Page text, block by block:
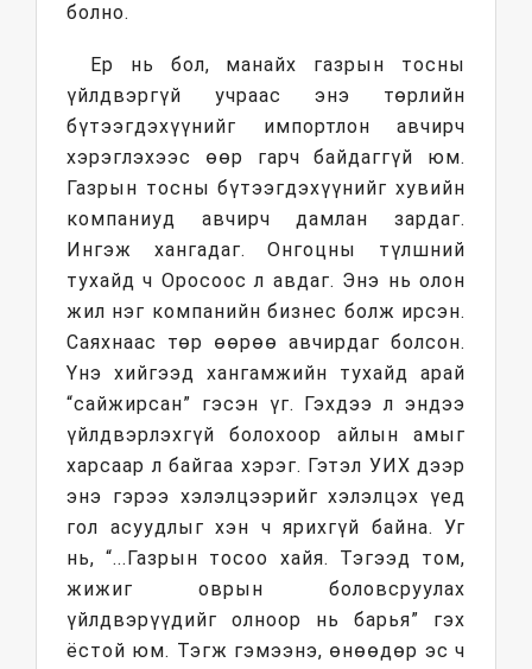
болно.
Ер нь бол, манайх газрын тосны
үйлдвэргүй учраас энэ төрлийн
бүтээгдэхүүнийг импортлон авчирч
хэрэглэхээс өөр гарч байдаггүй юм.
Газрын тосны бүтээгдэхүүнийг хувийн
компаниуд авчирч дамлан зардаг.
Ингэж хангадаг. Онгоцны түлшний
тухайд ч Оросоос л авдаг. Энэ нь олон
жил нэг компанийн бизнес болж ирсэн.
Саяхнаас төр өөрөө авчирдаг болсон.
Үнэ хийгээд хангамжийн тухайд арай
“сайжирсан” гэсэн үг. Гэхдээ л эндээ
үйлдвэрлэхгүй болохоор айлын амыг
харсаар л байгаа хэрэг. Гэтэл УИХ дээр
энэ гэрээ хэлэлцээрийг хэлэлцэх үед
гол асуудлыг хэн ч ярихгүй байна. Уг
нь, “...Газрын тосоо хайя. Тэгээд том,
жижиг оврын боловсруулах
үйлдвэрүүдийг олноор нь барья” гэх
ёстой юм. Тэгж гэмээнэ, өнөөдөр эс ч